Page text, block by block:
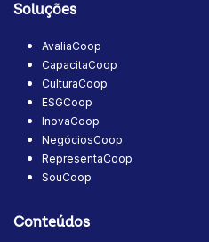
Soluções
AvaliaCoop
CapacitaCoop
CulturaCoop
ESGCoop
InovaCoop
NegóciosCoop
RepresentaCoop
SouCoop
Conteúdos